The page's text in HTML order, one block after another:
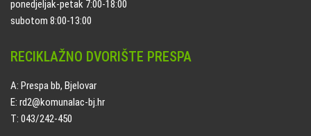
ponedjeljak-petak 7:00-18:00
subotom 8:00-13:00
RECIKLAŽNO DVORIŠTE PRESPA
A: Prespa bb, Bjelovar
E: rd2@komunalac-bj.hr
T: 043/242-450